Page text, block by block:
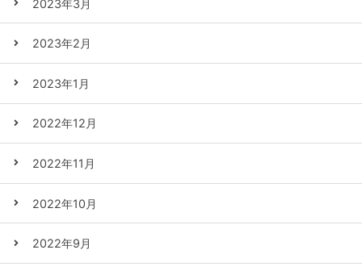
2023年3月
2023年2月
2023年1月
2022年12月
2022年11月
2022年10月
2022年9月